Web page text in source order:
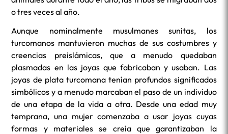
o tres veces al año.
Aunque nominalmente musulmanes sunitas, los
turcomanos mantuvieron muchas de sus costumbres y
creencias preislámicas, que a menudo quedaban
plasmadas en las joyas que fabricaban y usaban. Las
joyas de plata turcomana tenían profundos significados
simbólicos y a menudo marcaban el paso de un individuo
de una etapa de la vida a otra. Desde una edad muy
temprana, una mujer comenzaba a usar joyas cuyas
formas y materiales se creía que garantizaban la